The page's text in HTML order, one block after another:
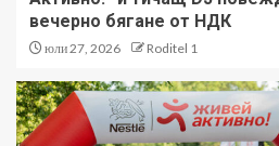
вечерно бягане от НДК
юли 27, 2026 Roditel 1